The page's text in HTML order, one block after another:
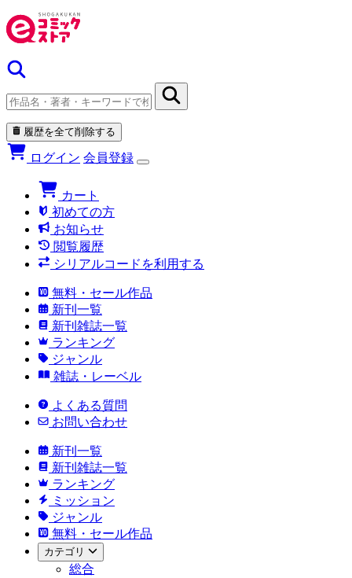
履歴を全て削除する
ログイン 会員登録
カート
初めての方
お知らせ
閲覧履歴
シリアルコードを利用する
無料・セール作品
新刊一覧
新刊雑誌一覧
ランキング
ジャンル
雑誌・レーベル
よくある質問
お問い合わせ
新刊一覧
新刊雑誌一覧
ランキング
ミッション
ジャンル
無料・セール作品
カテゴリ
総合